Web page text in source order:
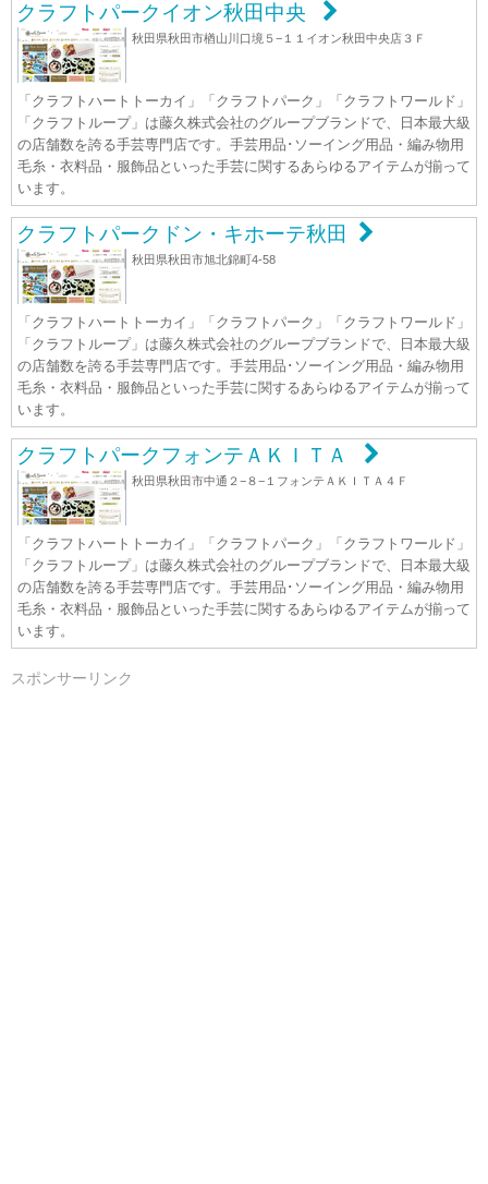
クラフトパークイオン秋田中央
秋田県秋田市楢山川口境５−１１イオン秋田中央店３Ｆ
「クラフトハートトーカイ」「クラフトパーク」「クラフトワールド」
「クラフトループ」は藤久株式会社のグループブランドで、日本最大級
の店舗数を誇る手芸専門店です。手芸用品･ソーイング用品・編み物用
毛糸・衣料品・服飾品といった手芸に関するあらゆるアイテムが揃って
います。
クラフトパークドン・キホーテ秋田
秋田県秋田市旭北錦町4-58
「クラフトハートトーカイ」「クラフトパーク」「クラフトワールド」
「クラフトループ」は藤久株式会社のグループブランドで、日本最大級
の店舗数を誇る手芸専門店です。手芸用品･ソーイング用品・編み物用
毛糸・衣料品・服飾品といった手芸に関するあらゆるアイテムが揃って
います。
クラフトパークフォンテＡＫＩＴＡ
秋田県秋田市中通２−８−１フォンテＡＫＩＴＡ４Ｆ
「クラフトハートトーカイ」「クラフトパーク」「クラフトワールド」
「クラフトループ」は藤久株式会社のグループブランドで、日本最大級
の店舗数を誇る手芸専門店です。手芸用品･ソーイング用品・編み物用
毛糸・衣料品・服飾品といった手芸に関するあらゆるアイテムが揃って
います。
スポンサーリンク